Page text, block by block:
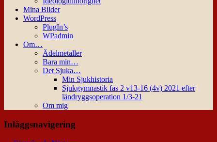
Mina Bilder
WordPress
PlugIn’s
WPadmin
Om…
Ädelmetaller
Bara min…
Det Sjuka…
Min Sjukhistoria
Sjukgymnastik fas 2 v13-16 (4v) 2021 efter
ländryggsoperation 1/3-21
Om mig
Inläggsnavigering